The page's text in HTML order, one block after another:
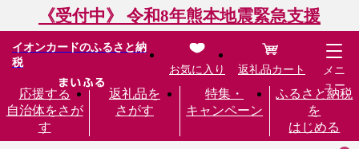
《受付中》 令和8年熊本地震緊急支援
イオンカードのふるさと納
税
応援する
自治体をさが
す
返礼品を
さがす
特集・
キャンペーン
ふるさと納税
を
はじめる
お気に入り 返礼品カート
メニ
ュー